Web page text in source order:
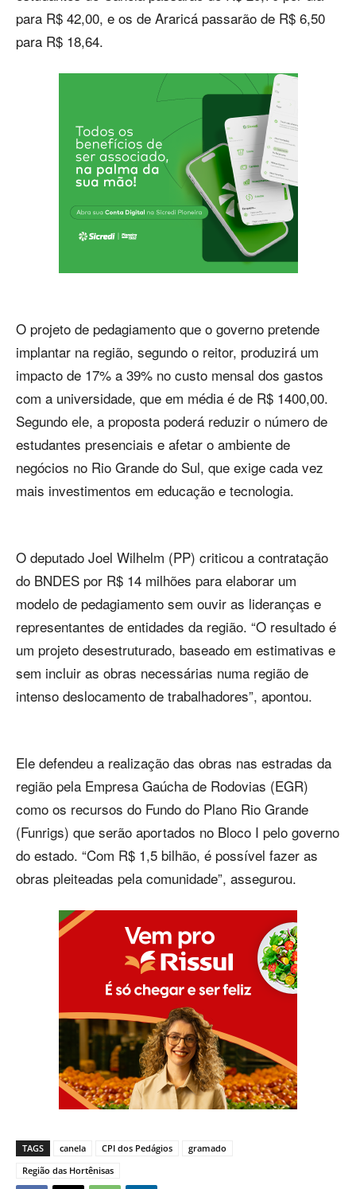
para R$ 42,00, e os de Araricá passarão de R$ 6,50
para R$ 18,64.
O projeto de pedagiamento que o governo pretende
implantar na região, segundo o reitor, produzirá um
impacto de 17% a 39% no custo mensal dos gastos
com a universidade, que em média é de R$ 1400,00.
Segundo ele, a proposta poderá reduzir o número de
estudantes presenciais e afetar o ambiente de
negócios no Rio Grande do Sul, que exige cada vez
mais investimentos em educação e tecnologia.
O deputado Joel Wilhelm (PP) criticou a contratação
do BNDES por R$ 14 milhões para elaborar um
modelo de pedagiamento sem ouvir as lideranças e
representantes de entidades da região. “O resultado é
um projeto desestruturado, baseado em estimativas e
sem incluir as obras necessárias numa região de
intenso deslocamento de trabalhadores”, apontou.
Ele defendeu a realização das obras nas estradas da
região pela Empresa Gaúcha de Rodovias (EGR)
como os recursos do Fundo do Plano Rio Grande
(Funrigs) que serão aportados no Bloco I pelo governo
do estado. “Com R$ 1,5 bilhão, é possível fazer as
obras pleiteadas pela comunidade”, assegurou.
TAGS canela CPI dos Pedágios
gramado
Região das Hortênisas